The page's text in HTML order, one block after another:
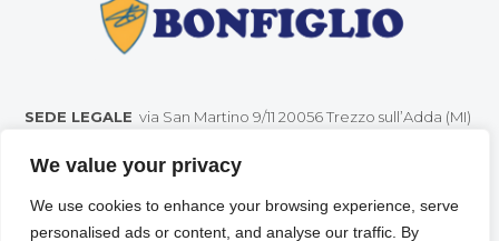
We value your privacy
We use cookies to enhance your browsing experience, serve
personalised ads or content, and analyse our traffic. By
SEDE LEGALE via San Martino 9/11 20056 Trezzo sull’Adda (MI)
Tel. (+39) 02 95 76 11 98 Fax (+39) 02 95 76 18 11 info@bonfiglio.eu –